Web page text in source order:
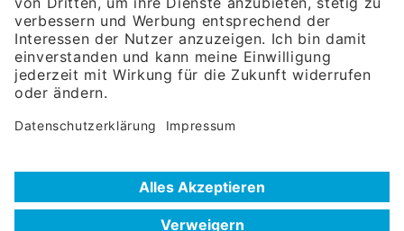
Newsroom
Impressum
Datenschutzerklärung
Barrierefreiheitserklärung
Veranstaltungssuche
Unternehmerreisen
Firmendatenbank